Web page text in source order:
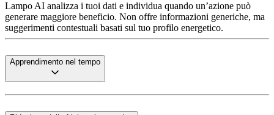
Lampo AI analizza i tuoi dati e individua quando un’azione può
generare maggiore beneficio. Non offre informazioni generiche, ma
suggerimenti contestuali basati sul tuo profilo energetico.
Apprendimento nel tempo